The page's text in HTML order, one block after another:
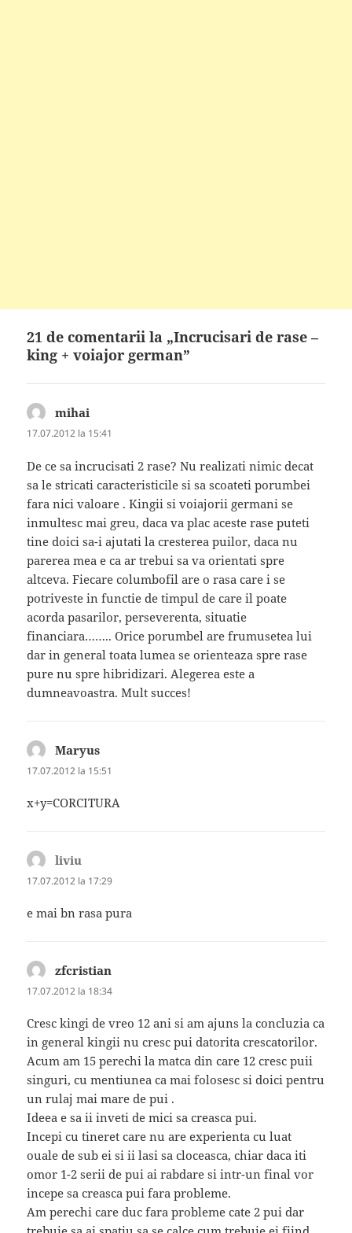
21 de comentarii la „Incrucisari de rase –
king + voiajor german”
mihai
17.07.2012 la 15:41
De ce sa incrucisati 2 rase? Nu realizati nimic decat
sa le stricati caracteristicile si sa scoateti porumbei
fara nici valoare . Kingii si voiajorii germani se
inmultesc mai greu, daca va plac aceste rase puteti
tine doici sa-i ajutati la cresterea puilor, daca nu
parerea mea e ca ar trebui sa va orientati spre
altceva. Fiecare columbofil are o rasa care i se
potriveste in functie de timpul de care il poate
acorda pasarilor, perseverenta, situatie
financiara…….. Orice porumbel are frumusetea lui
dar in general toata lumea se orienteaza spre rase
pure nu spre hibridizari. Alegerea este a
dumneavoastra. Mult succes!
Maryus
17.07.2012 la 15:51
x+y=CORCITURA
liviu
17.07.2012 la 17:29
e mai bn rasa pura
zfcristian
17.07.2012 la 18:34
Cresc kingi de vreo 12 ani si am ajuns la concluzia ca
in general kingii nu cresc pui datorita crescatorilor.
Acum am 15 perechi la matca din care 12 cresc puii
singuri, cu mentiunea ca mai folosesc si doici pentru
un rulaj mai mare de pui .
Ideea e sa ii inveti de mici sa creasca pui.
Incepi cu tineret care nu are experienta cu luat
ouale de sub ei si ii lasi sa cloceasca, chiar daca iti
omor 1-2 serii de pui ai rabdare si intr-un final vor
incepe sa creasca pui fara probleme.
Am perechi care duc fara probleme cate 2 pui dar